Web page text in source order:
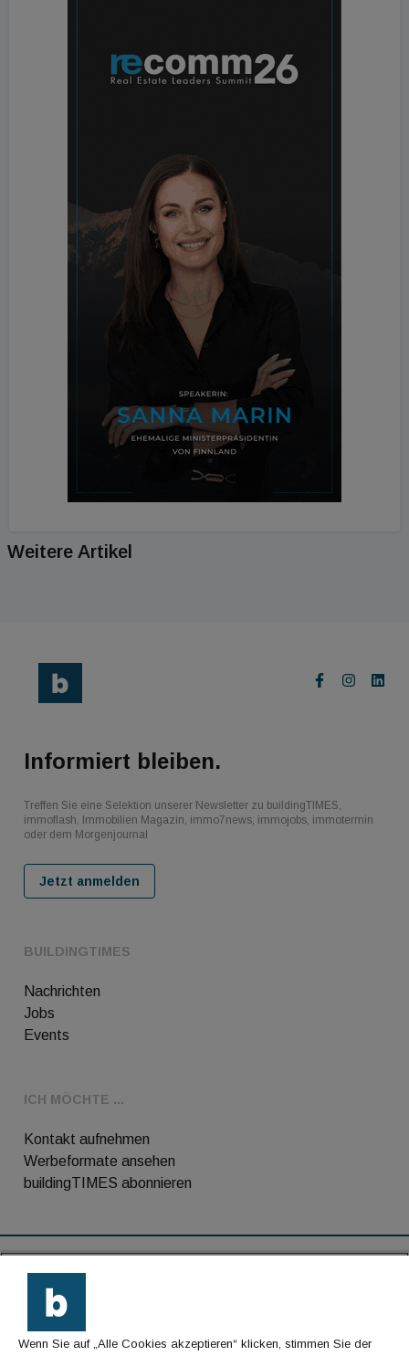
Weitere Artikel
BUILDINGTIMES
Nachrichten
Jobs
Events
ICH MÖCHTE ...
Kontakt aufnehmen
Werbeformate ansehen
buildingTIMES abonnieren
Informiert bleiben.
Treffen Sie eine Selektion unserer Newsletter zu buildingTIMES,
immoflash, Immobilien Magazin, immo7news, immojobs, immotermin
oder dem Morgenjournal
Jetzt anmelden
Kontakt
Impressum
Wenn Sie auf „Alle Cookies akzeptieren“ klicken, stimmen Sie der